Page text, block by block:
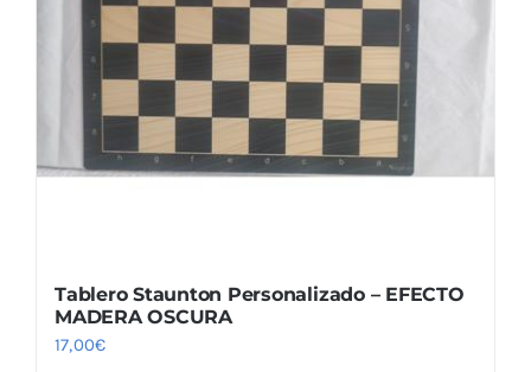
Tablero Staunton Personalizado – EFECTO
MADERA OSCURA
17,00€